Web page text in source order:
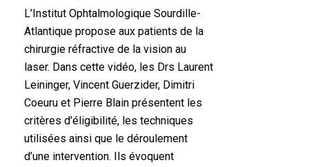
L’Institut Ophtalmologique Sourdille-
Atlantique propose aux patients de la
chirurgie réfractive de la vision au
laser. Dans cette vidéo, les Drs Laurent
Leininger, Vincent Guerzider, Dimitri
Coeuru et Pierre Blain présentent les
critères d’éligibilité, les techniques
utilisées ainsi que le déroulement
d’une intervention. Ils évoquent